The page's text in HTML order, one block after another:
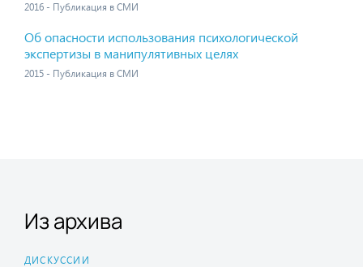
2016 - Публикация в СМИ
Об опасности использования психологической
экспертизы в манипулятивных целях
2015 - Публикация в СМИ
Из архива
ДИСКУССИИ